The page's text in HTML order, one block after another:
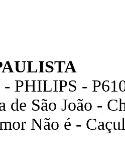
- PHILIPS -
de São João -
Não é -